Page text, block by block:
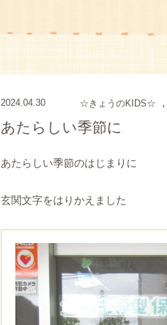
2024.04.30 ☆きょうのKIDS☆
あたらしい季節に
あたらしい季節のはじまりに
玄関文字をはりかえました